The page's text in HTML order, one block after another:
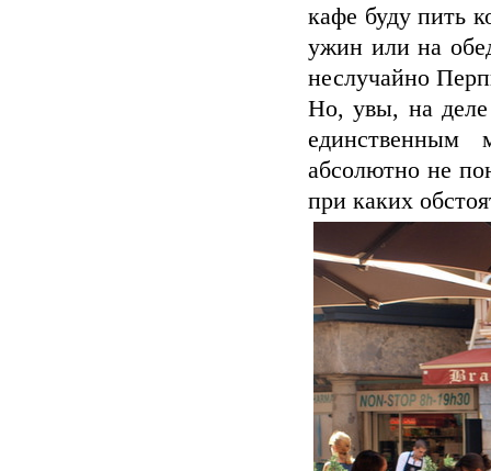
кафе буду пить
ужин или на
неслучайно
Но, увы, на деле
абсолютно не
при каких